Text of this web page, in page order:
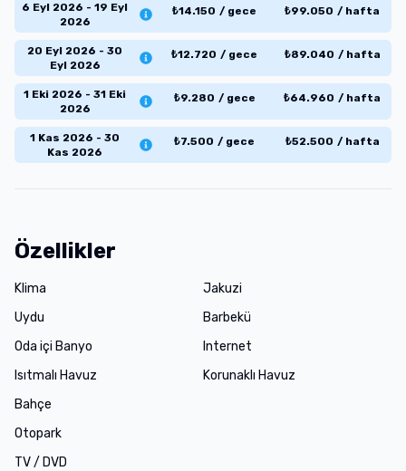
6 Eyl 2026 - 19 Eyl
2026
₺14.150 / gece ₺99.050 / hafta
20 Eyl 2026 - 30
Eyl 2026
₺12.720 / gece ₺89.040 / hafta
1 Eki 2026 - 31 Eki
2026
₺9.280 / gece ₺64.960 / hafta
1 Kas 2026 - 30
Kas 2026
₺7.500 / gece ₺52.500 / hafta
Özellikler
Klima
Uydu
Oda içi Banyo
Isıtmalı Havuz
Jakuzi
Barbekü
Internet
Korunaklı Havuz
Bahçe
Otopark
TV / DVD